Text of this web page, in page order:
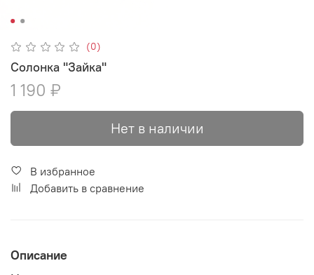
(0)
Солонка "Зайка"
1 190 ₽
Нет в наличии
В избранное
Добавить в сравнение
Описание